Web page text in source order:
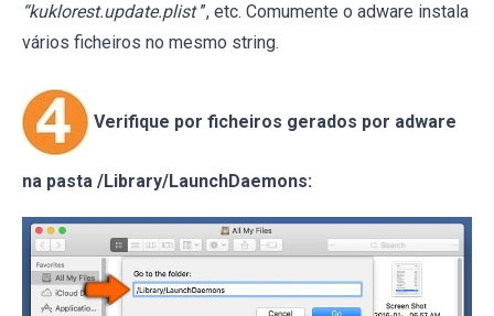
“kuklorest.update.plist ”, etc. Comumente o adware instala
vários ficheiros no mesmo string.
Verifique por ficheiros gerados por adware
na pasta /Library/LaunchDaemons: